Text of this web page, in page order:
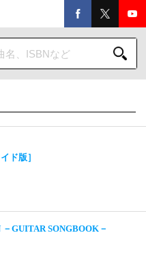
ド版］
GUITAR SONGBOOK－